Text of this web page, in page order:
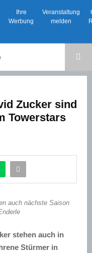
Ihre
Werbung
Veranstaltung
melden
Zucker sind
Towerstars
auch nächste Saison
stehen auch in
Stürmer in